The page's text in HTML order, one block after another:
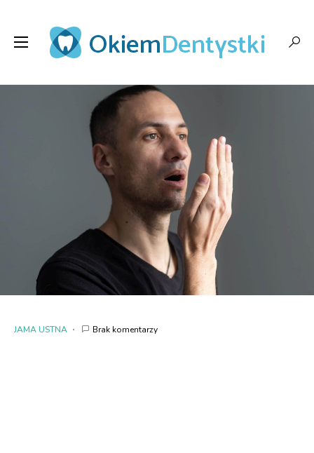
JAMA USTNA Brak komentarzy